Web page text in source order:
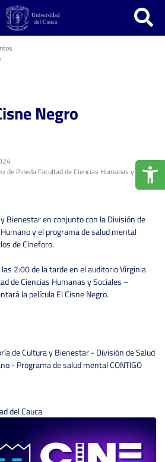
Negro
de Pineda Facultad de Ciencias Humanas y
Bienestar en conjunto con la División de
y el programa de salud mental
de Cineforo.
2:00 de la tarde en el auditorio Virginia
de Ciencias Humanas y Sociales –
la película El Cisne Negro.
de Cultura y Bienestar - División de Salud
- Programa de salud mental CONTIGO
del Cauca